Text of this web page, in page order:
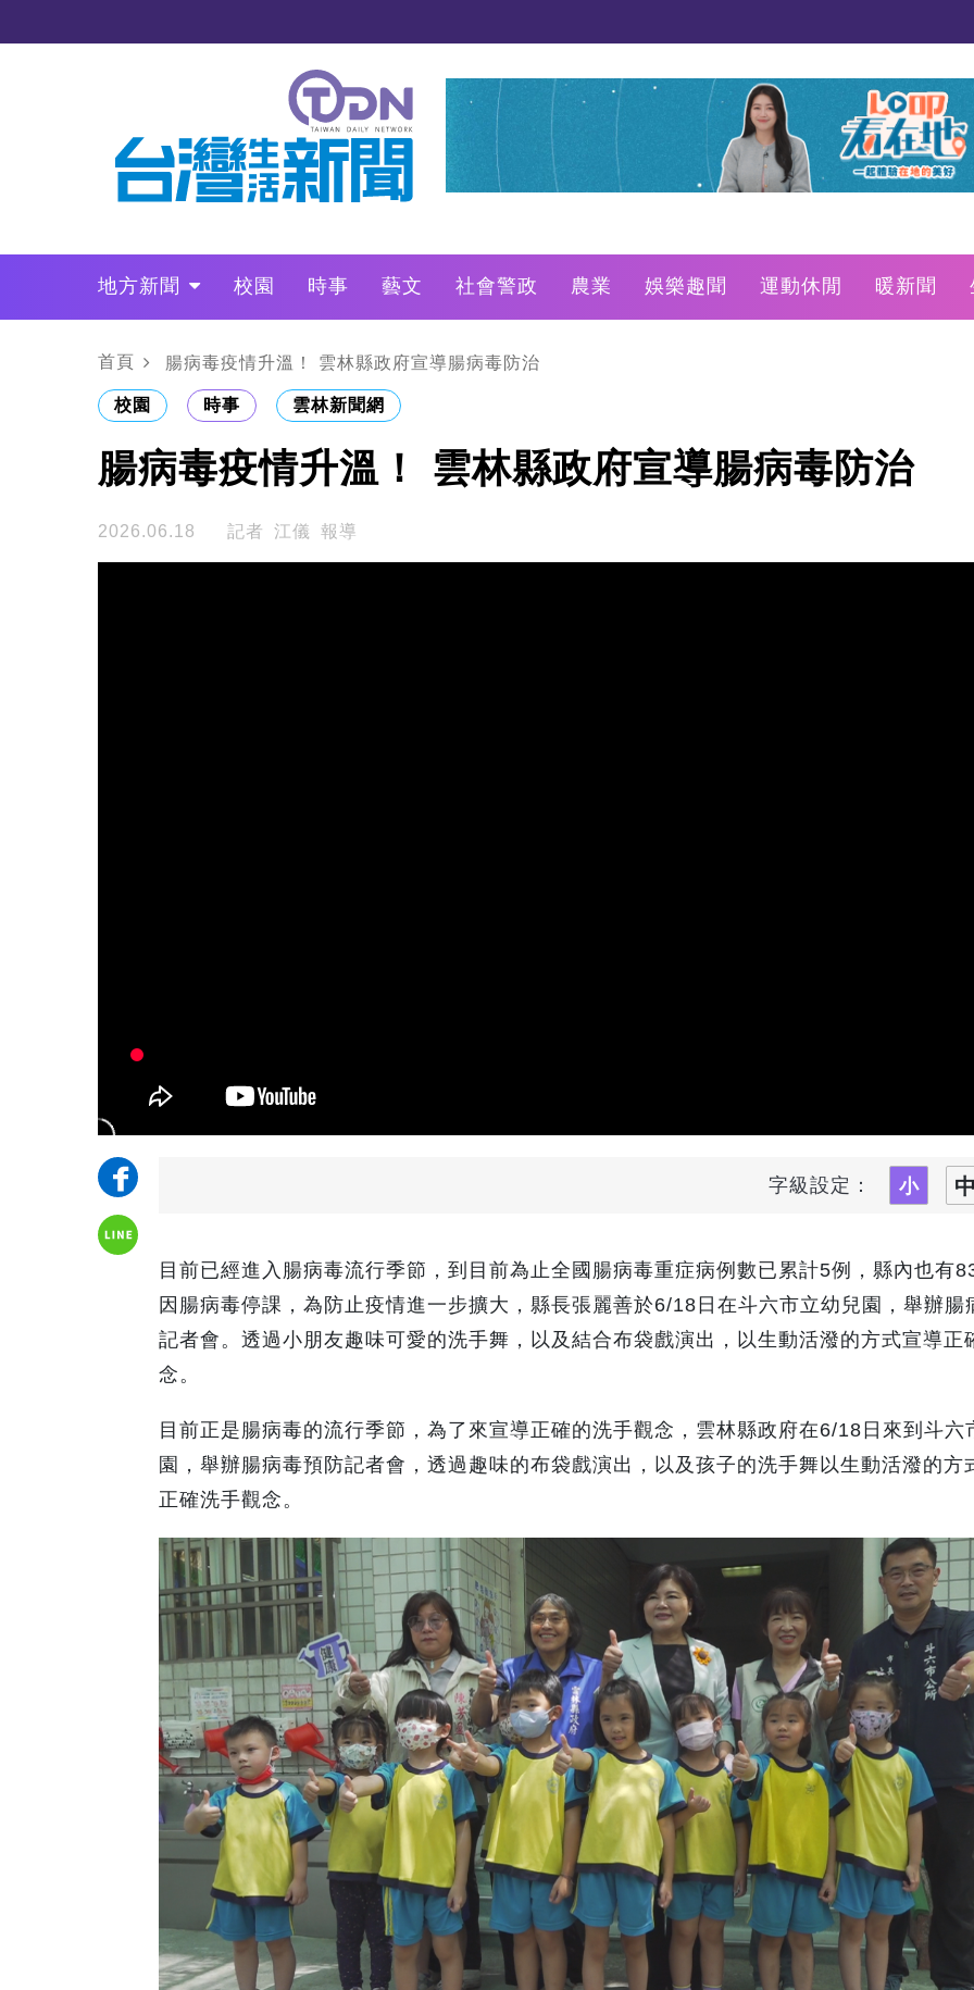
地方新聞 校園 時事 藝文 社會警政 農業 娛樂趣聞 運動休閒 暖新聞
政治
財經 LO叩敲敲門
首頁 腸病毒疫情升溫！ 雲林縣政府宣導腸病毒防治
校園 時事 雲林新聞網
腸病毒疫情升溫！ 雲林縣政府宣導腸病毒防治
2026.06.18 記者 江儀 報導
字級設定：
目前已經進入腸病毒流行季節，到目前為止全國腸病毒重症病例數已累計5例，縣內也有
因腸病毒停課，為防止疫情進一步擴大，縣長張麗善於6/18日在斗六市立幼兒園，舉辦腸
記者會。透過小朋友趣味可愛的洗手舞，以及結合布袋戲演出，以生動活潑的方式宣導正
念。
目前正是腸病毒的流行季節，為了來宣導正確的洗手觀念，雲林縣政府在6/18日來到斗六
園，舉辦腸病毒預防記者會，透過趣味的布袋戲演出，以及孩子的洗手舞以生動活潑的方
正確洗手觀念。